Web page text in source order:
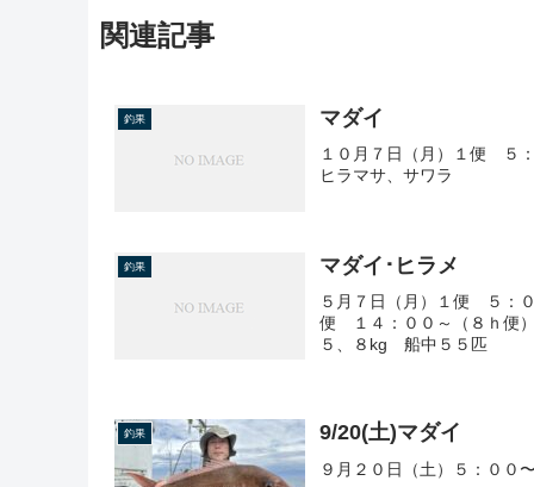
関連記事
釣果 マダイ
１０月７日（月）１便 ５
ヒラマサ、サワラ
釣果 マダイ･ヒラメ
５月７日（月）１便 ５：
便 １４：００～（８ｈ便
５、８kg 船中５５匹
釣果 9/20(土)マダイ
９月２０日（土）５：００